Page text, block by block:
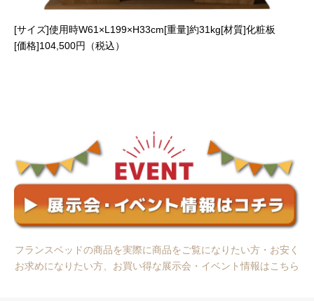
[サイズ]使用時W61×L199×H33cm[重量]約31kg[材質]化粧板
[価格]104,500円（税込）
フランスベッドの商品を実際に商品をご覧になりたい方・お安く
お求めになりたい方、お買い得な展示会・イベント情報はこちら